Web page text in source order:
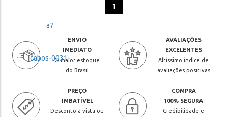
1
ENVIO
IMEDIATO
O maior estoque
do Brasil
AVALIAÇÕES
EXCELENTES
Altíssimo índice de
avaliações positivas
PREÇO
IMBATÍVEL
Desconto à vista ou
COMPRA
100% SEGURA
Credibilidade e